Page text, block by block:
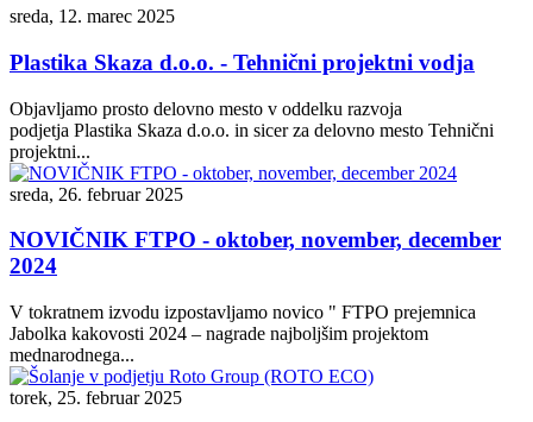
sreda, 12. marec 2025
Plastika Skaza d.o.o. - Tehnični projektni vodja
Objavljamo prosto delovno mesto v oddelku razvoja
podjetja Plastika Skaza d.o.o. in sicer za delovno mesto Tehnični
projektni...
sreda, 26. februar 2025
NOVIČNIK FTPO - oktober, november, december
2024
V tokratnem izvodu izpostavljamo novico " FTPO prejemnica
Jabolka kakovosti 2024 – nagrade najboljšim projektom
mednarodnega...
torek, 25. februar 2025